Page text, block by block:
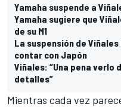
Yamaha suspende a
Yamaha sugiere que
de su M1
La suspensión de
contar con Japón
Viñales: “Una pena verlo
detalles”
Mientras cada vez